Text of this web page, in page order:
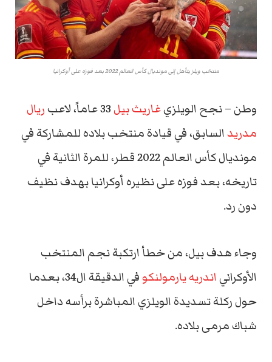
منتخب ويلز يتأهل إلى مونديال كأس العالم 2022 بعد فوزه على أوكرانيا
وطن – نجح الويلزيغاريث بيل
ريال
مدريدالسابق، في قيادة منتخب بلاده للمشاركة في
مونديال كأس العالم 2022 قطر، للمرة الثانية في
تاريخه، بعد فوزه على نظيره أوكرانيا بهدف نظيف
دون رد.
وجاء هدف بيل، من خطأ ارتكبة نجم المنتخب
الأوكرانياندريه يارمولنكو
في الدقيقة ال34، بعدما
حول ركلة تسديدة الويلزي المباشرة برأسه داخل
شباك مرمى بلاده.